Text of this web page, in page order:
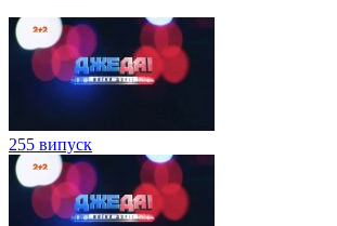
255 випуск